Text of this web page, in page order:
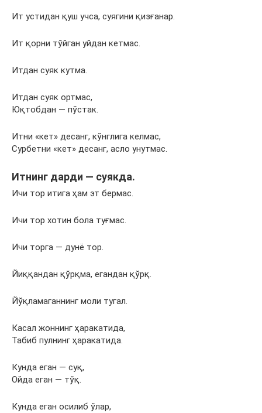
Ит устидан қуш учса, суягини қизғанар.
Ит қорни тўйган уйдан кетмас.
Итдан суяк кутма.
Итдан суяк ортмас,
Юқтобдан — пўстак.
Итни «кет» десанг, кўнглига келмас,
Сурбетни «кет» десанг, асло унутмас.
Итнинг дарди — суякда.
Ичи тор итига ҳам эт бермас.
Ичи тор хотин бола туғмас.
Ичи торга — дунё тор.
Йиққандан қўрқма, егандан қўрқ.
Йўқламаганнинг моли тугал.
Касал жоннинг ҳаракатида,
Табиб пулнинг ҳаракатида.
Кунда еган — суқ,
Ойда еган — тўқ.
Кунда еган осилиб ўлар,